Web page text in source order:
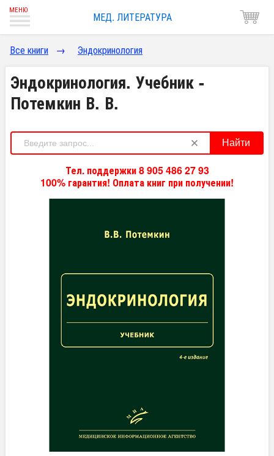
МЕД. ЛИТЕРАТУРА
Все книги → Эндокринология
Эндокринология. Учебник -
Потемкин В. В.
Найти
Тел. поддержки 8 905 486 27 93
100% гарантия! Оплата книг при получении!